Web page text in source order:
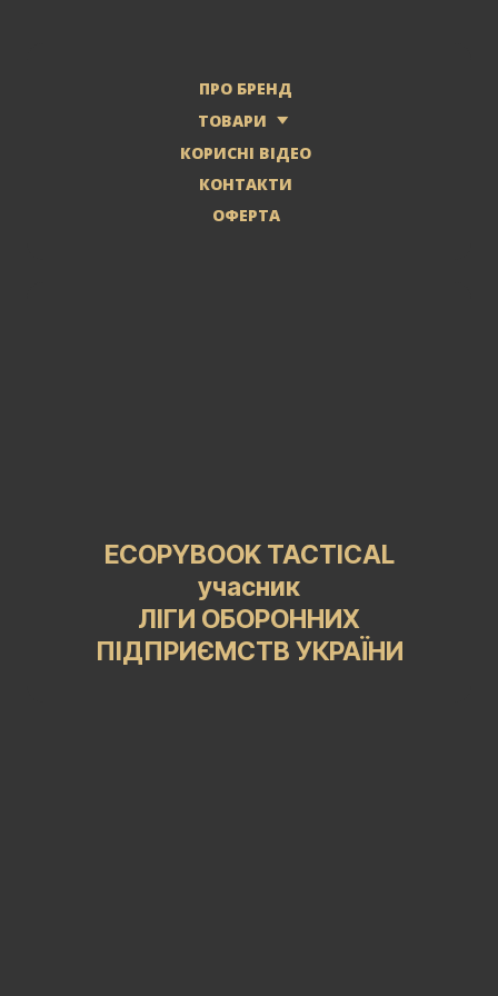
ПРО БРЕНД
ТОВАРИ
КОРИСНІ ВІДЕО
КОНТАКТИ
ОФЕРТА
ECOPYBOOK TACTICAL
учасник
ЛІГИ ОБОРОННИХ
ПІДПРИЄМСТВ УКРАЇНИ